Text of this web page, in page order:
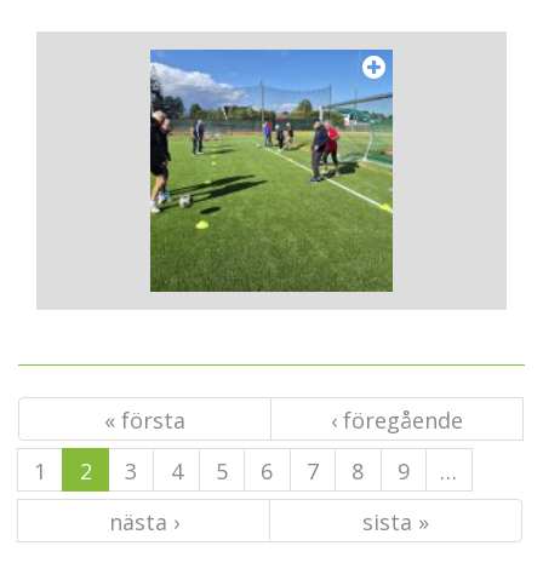
« första
‹ föregående
1
2 3 4 5 6 7 8 9
…
nästa ›
sista »